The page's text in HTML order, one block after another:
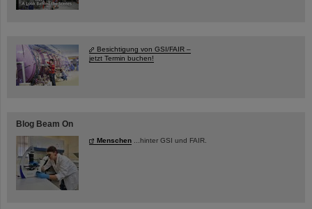
Besichtigung von GSI/FAIR –
jetzt Termin buchen!
Blog Beam On
Menschen ...hinter GSI und FAIR.